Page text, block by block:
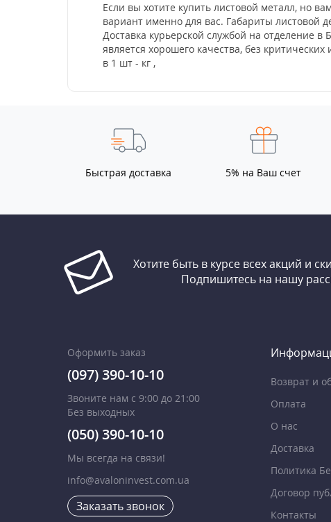
Если вы хотите купить листовой металл, но
вариант именно для вас. Габариты листовой
Доставка курьерской службой на отделение
является хорошего качества, без
в 1 шт - кг ,
Быстрая доставка 5% на Ваш счет
Хотите быть в курсе всех акций и
Подпишитесь на нашу
Оформить заказ
(097) 390-10-10
Звоните нам с 9:00 до 21:00
Без выходных
(050) 390-10-10
Мы всегда на связи!
info@avaloninvest.com.ua
Заказать звонок
Возврат и
Оплата
О нас
Доставка
Политика
Договор
Контакты